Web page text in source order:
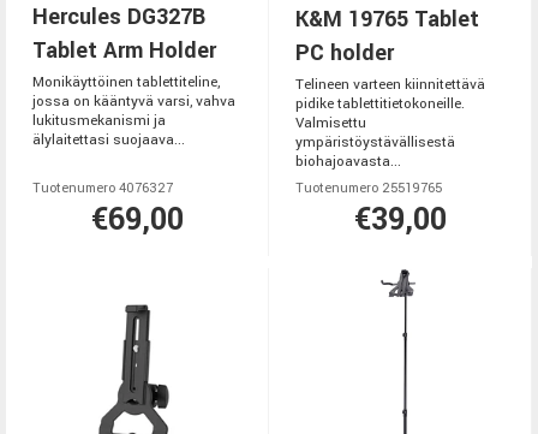
Hercules DG327B
Tablet Arm Holder
Monikäyttöinen tablettiteline,
jossa on kääntyvä varsi, vahva
lukitusmekanismi ja
älylaitettasi suojaava...
Tuotenumero 4076327
€69,00
K&M 19765 Tablet
PC holder
Telineen varteen kiinnitettävä
pidike tablettitietokoneille.
Valmisettu
ympäristöystävällisestä
biohajoavasta...
Tuotenumero 25519765
€39,00